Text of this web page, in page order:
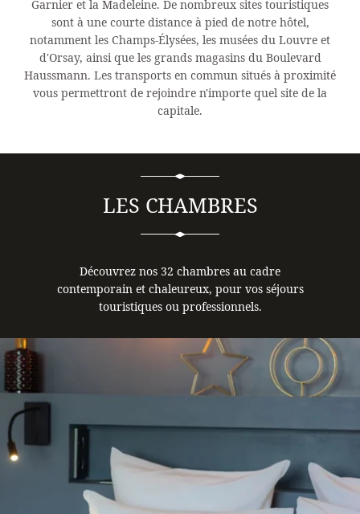
Garnier et la Madeleine. De nombreux sites touristiques
sont à une courte distance à pied de notre hôtel,
notamment les Champs-Élysées, les musées du Louvre et
d'Orsay, ainsi que les grands magasins du Boulevard
Haussmann. Les transports en commun situés à proximité
vous permettront de rejoindre n'importe quel site de la
capitale.
LES CHAMBRES
Découvrez nos 32 chambres au cadre
contemporain et chaleureux, pour vos séjours
touristiques ou professionnels.